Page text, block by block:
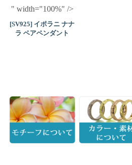
" width="100%" />
[SV925] イポラニ ナナ
ラ ペアペンダント